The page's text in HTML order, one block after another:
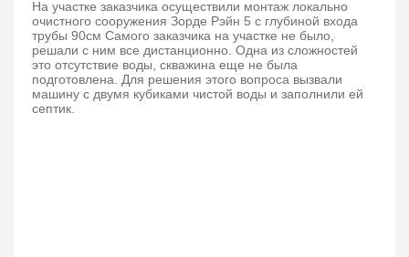
На участке заказчика осуществили монтаж локально
очистного сооружения Зорде Рэйн 5 с глубиной входа
трубы 90см Самого заказчика на участке не было,
решали с ним все дистанционно. Одна из сложностей
это отсутствие воды, скважина еще не была
подготовлена. Для решения этого вопроса вызвали
машину с двумя кубиками чистой воды и заполнили ей
септик.